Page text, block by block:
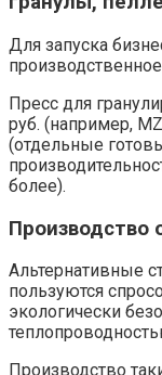
Для запуска
Пресс для
руб. (например,
(отдельные
более).
Производство
Альтернативные
пользуются
экологически
Производство